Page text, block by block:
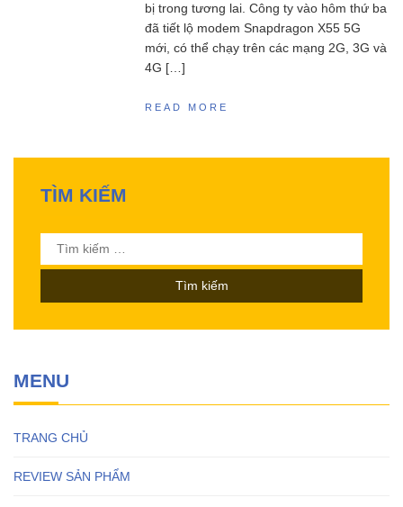
Đồ chơi RC HOBBY –
Chia sẻ kinh nghiệm toàn tập cho người mới
chơi mô hình điều khiển từ xa!
bị trong tương lai. Công ty vào hôm thứ ba
đã tiết lộ modem Snapdragon X55 5G
mới, có thể chạy trên các mạng 2G, 3G và
4G […]
READ MORE
TÌM KIẾM
Tìm
kiếm
MENU
TRANG CHỦ
REVIEW SẢN PHẨM